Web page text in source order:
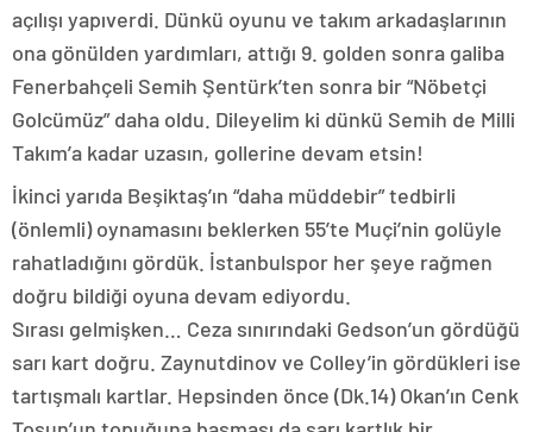
açılışı yapıverdi. Dünkü oyunu ve takım arkadaşlarının
ona gönülden yardımları, attığı 9. golden sonra galiba
Fenerbahçeli Semih Şentürk’ten sonra bir “Nöbetçi
Golcümüz” daha oldu. Dileyelim ki dünkü Semih de Milli
Takım’a kadar uzasın, gollerine devam etsin!
İkinci yarıda Beşiktaş’ın “daha müddebir” tedbirli
(önlemli) oynamasını beklerken 55’te Muçi’nin golüyle
rahatladığını gördük. İstanbulspor her şeye rağmen
doğru bildiği oyuna devam ediyordu.
Sırası gelmişken… Ceza sınırındaki Gedson’un gördüğü
sarı kart doğru. Zaynutdinov ve Colley’in gördükleri ise
tartışmalı kartlar. Hepsinden önce (Dk.14) Okan’ın Cenk